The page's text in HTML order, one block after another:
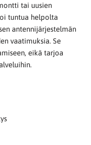
tai uusien
tuntua helpolta
antennijärjestelmän
vaatimuksia. Se
eikä tarjoa